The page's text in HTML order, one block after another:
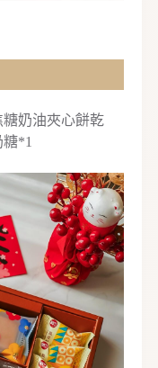
奶油夾心餅乾
*1